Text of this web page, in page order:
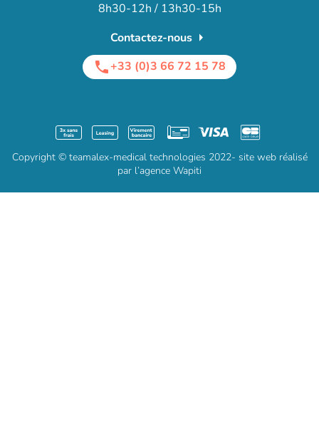
8h30-12h / 13h30-15h
Contactez-nousarrow_right
phone+33 (0)3 66 72 15 78
Copyright © teamalex-medical technologies 2022- site web réalisé
par l’agence Wapiti